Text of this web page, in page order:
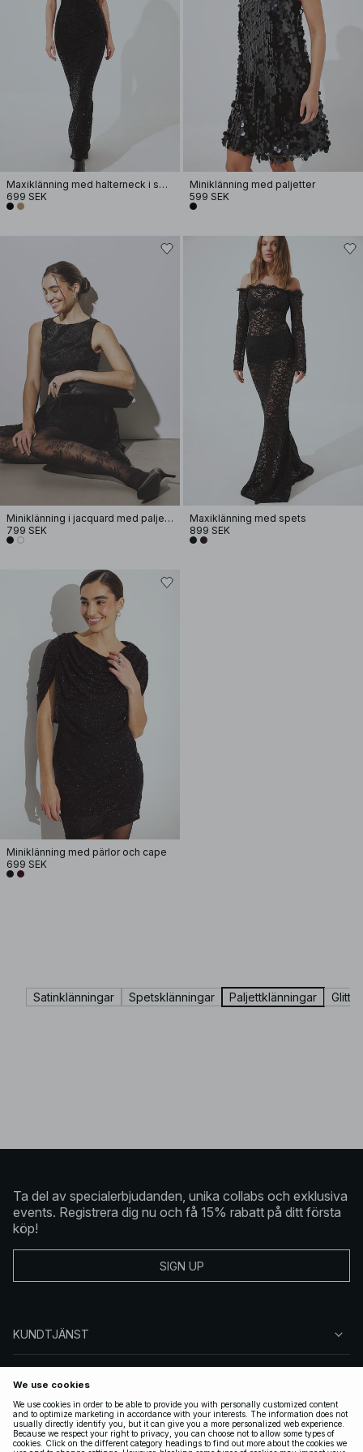
Maxiklänning med halterneck i spets och paljetter
699 SEK
Miniklänning med paljetter
599 SEK
Miniklänning i jacquard med paljetter, rynkning i höften
799 SEK
Maxiklänning med spets
899 SEK
Miniklänning med pärlor och cape
699 SEK
Satinklänningar Spetsklänningar Paljettklänningar
Ta del av specialerbjudanden, unika collabs och exklusiva
events. Registrera dig nu och få 15% rabatt på ditt första
köp!
SIGN UP
KUNDTJÄNST
FÖLJ OSS